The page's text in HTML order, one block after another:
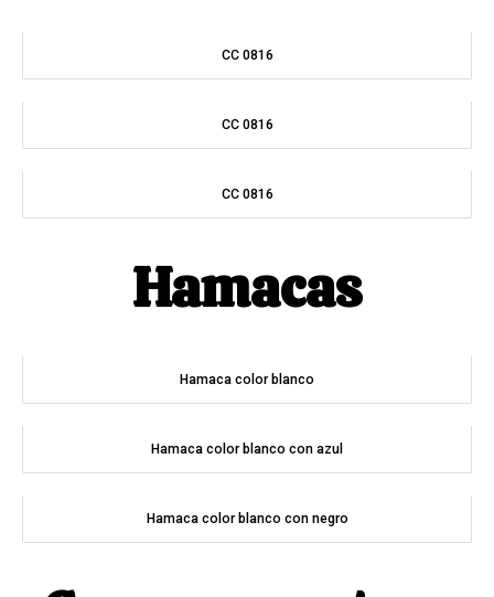
CC 0816
CC 0816
CC 0816
Hamacas
Hamaca color blanco
Hamaca color blanco con azul
Hamaca color blanco con negro